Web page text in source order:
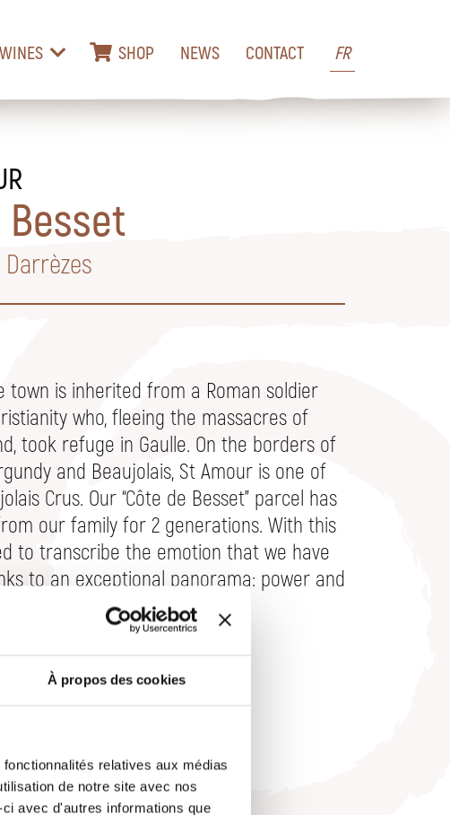
À propos des cookies
relatives aux médias
de notre site avec nos
avec d'autres informations que
WINES SHOP NEWS CONTACT FR
Besset
town is inherited from a Roman soldier
who, fleeing the massacres of
took refuge in Gaulle. On the borders of
and Beaujolais, St Amour is one of
Crus. Our “Côte de Besset” parcel has
our family for 2 generations. With this
to transcribe the emotion that we have
to an exceptional panorama: power and